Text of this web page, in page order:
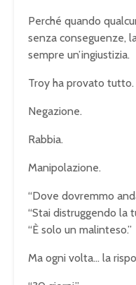
Perché quando
senza conseguenze,
sempre un’ingiustizia.
Troy ha provato tutto.
Negazione.
Rabbia.
Manipolazione.
“Dove dovremmo
“Stai distruggendo la
“È solo un malinteso.”
Ma ogni volta… la